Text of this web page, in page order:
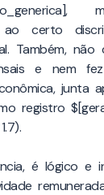
certo
Também, não
e nem
junta
registro
é lógico e